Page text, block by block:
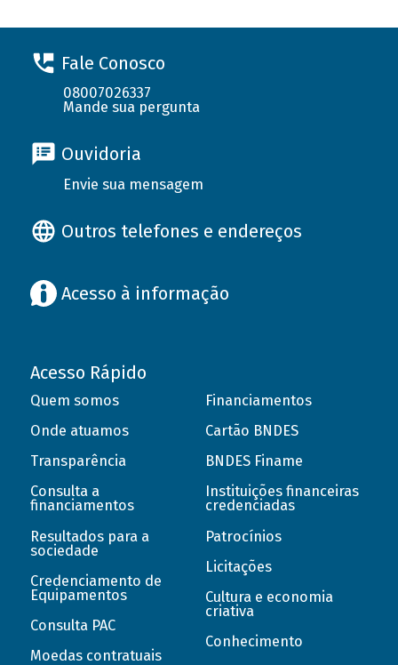
Fale Conosco
08007026337
Mande sua pergunta
Ouvidoria
Envie sua mensagem
Outros telefones e endereços
Acesso à informação
Acesso Rápido
Quem somos
Onde atuamos
Transparência
Consulta a
financiamentos
Resultados para a
sociedade
Credenciamento de
Equipamentos
Consulta PAC
Moedas contratuais
Financiamentos
Cartão BNDES
BNDES Finame
Instituições financeiras
credenciadas
Patrocínios
Licitações
Cultura e economia
criativa
Conhecimento